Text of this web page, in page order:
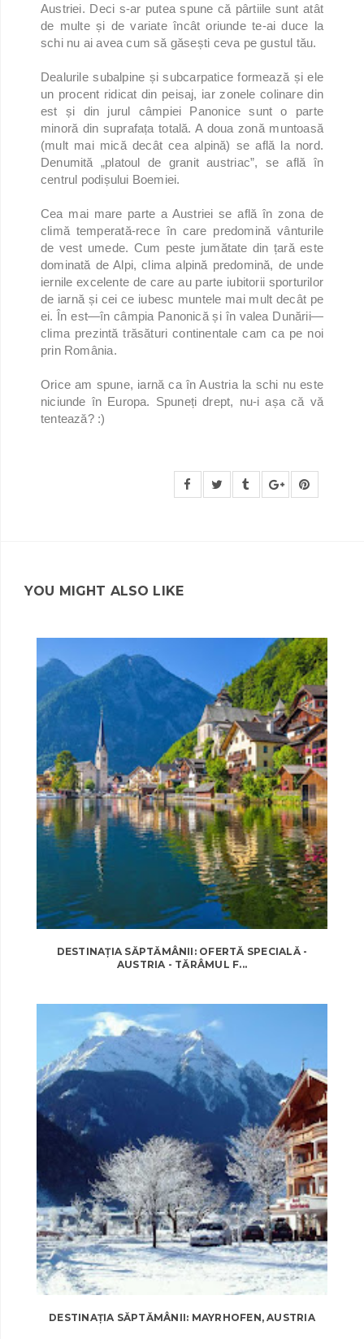
Austriei. Deci s-ar putea spune că pârtiile sunt atât
de multe și de variate încât oriunde te-ai duce la
schi nu ai avea cum să găsești ceva pe gustul tău.
Dealurile subalpine și subcarpatice formează și ele
un procent ridicat din peisaj, iar zonele colinare din
est și din jurul câmpiei Panonice sunt o parte
minoră din suprafața totală. A doua zonă muntoasă
(mult mai mică decât cea alpină) se află la nord.
Denumită „platoul de granit austriac”, se află în
centrul podișului Boemiei.
Cea mai mare parte a Austriei se află în zona de
climă temperată-rece în care predomină vânturile
de vest umede. Cum peste jumătate din țară este
dominată de Alpi, clima alpină predomină, de unde
iernile excelente de care au parte iubitorii sporturilor
de iarnă și cei ce iubesc muntele mai mult decât pe
ei. În est—în câmpia Panonică și în valea Dunării—
clima prezintă trăsături continentale cam ca pe noi
prin România.
Orice am spune, iarnă ca în Austria la schi nu este
niciunde în Europa. Spuneți drept, nu-i așa că vă
tentează? :)
YOU MIGHT ALSO LIKE
DESTINAȚIA SĂPTĂMÂNII: OFERTĂ SPECIALĂ -
AUSTRIA - TĂRÂMUL F...
DESTINAȚIA SĂPTĂMÂNII: MAYRHOFEN, AUSTRIA